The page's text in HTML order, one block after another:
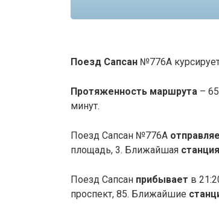
Поезд Сапсан №776А
Протяженность маршрута –
минут.
Поезд Сапсан №776А
площадь, 3. Ближайшая
Поезд Сапсан прибывает в
проспект, 85. Ближайшие